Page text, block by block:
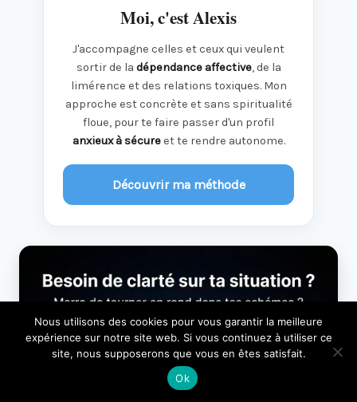
Moi, c'est Alexis
J'accompagne celles et ceux qui veulent
sortir de la dépendance affective, de la
limérence et des relations toxiques. Mon
approche est concrète et sans spiritualité
floue, pour te faire passer d'un profil
anxieux à sécureet te rendre autonome.
Découvrir ma méthode
Nous utilisons des cookies pour vous garantir la meilleure
expérience sur notre site web. Si vous continuez à utiliser ce
site, nous supposerons que vous en êtes satisfait.
Ok